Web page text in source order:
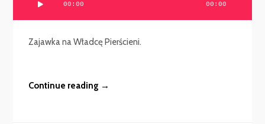
00:00 00:00
Zajawka na Władcę Pierścieni.
Continue reading →